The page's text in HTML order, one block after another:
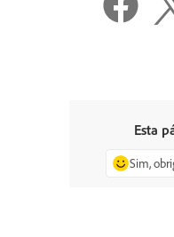
Esta
Sim,